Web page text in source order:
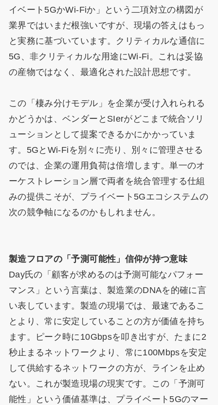
イベート5GかWi-Fiか」という二項対立の構図が
業界ではいまだ根強いですが、現場の答えはもっ
と実務に基づいています。クリティカルな通信に
5G、非クリティカルな用途にWi-Fi。これは妥協
の産物ではなく、最適化された設計思想です。
この「棲み分けモデル」を企業が受け入れられる
かどうかは、ベンダーとSIerがどこまで統合ソリ
ューションとして提案できるかにかかっていま
す。5GとWi-Fiを別々に売り、別々に管理させる
のでは、企業の運用負荷は倍増します。単一のオ
ーケストレーション層で両者を統合管理する仕組
みの提供こそが、プライベート5Gエコシステムの
次の競争軸になるのかもしれません。
製造フロアの「予測可能性」信仰が持つ意味
Day氏の「顧客が求めるのは予測可能なパフォー
マンス」という言葉は、製造業のDNAを的確に言
い表しています。製造の現場では、最速であるこ
とより、常に安定していることの方が価値を持ち
ます。ピーク時に10Gbpsを叩き出すが、たまに2
秒止まるネットワークより、常に100Mbpsを安定
して供給するネットワークの方が、ラインを止め
ない。これが製造現場の現実です。この「予測可
能性」という価値基準は、プライベート5Gのマー